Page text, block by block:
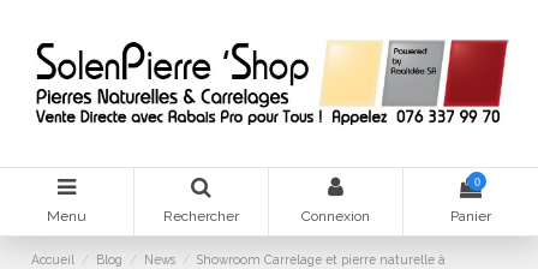
Menu Rechercher Connexion
0
Panier
Accueil Blog News
Showroom Carrelage et pierre naturelle à